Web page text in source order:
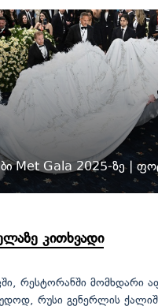
Met Gala 2025-ზე |
კითხვადი
რესტორანში მომხდარი
რუსი გენერლის